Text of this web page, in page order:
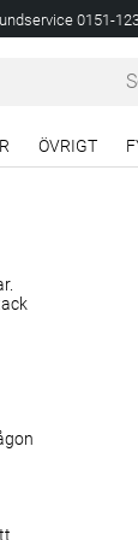
0151-
ÖVRIGT